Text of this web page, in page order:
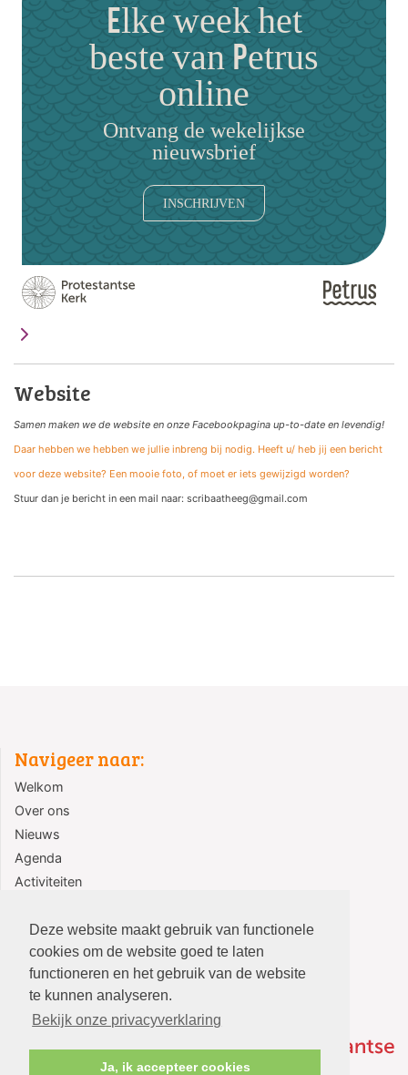
Deze website maakt gebruik van functionele
cookies om de website goed te laten
functioneren en het gebruik van de website
te kunnen analyseren.
Bekijk onze privacyverklaring
Ja, ik accepteer cookies
Elke week het
beste van Petrus
online
Ontvang de wekelijkse
nieuwsbrief
INSCHRIJVEN
Website
Samen maken we de website en onze Facebookpagina up-to-date en levendig!
Daar hebben we hebben we jullie inbreng bij nodig. Heeft u/ heb jij een bericht
voor deze website? Een mooie foto, of moet er iets gewijzigd worden?
Stuur dan je bericht in een mail naar: scribaatheeg@gmail.com
Navigeer naar:
Welkom
Over ons
Nieuws
Agenda
Activiteiten
Contact